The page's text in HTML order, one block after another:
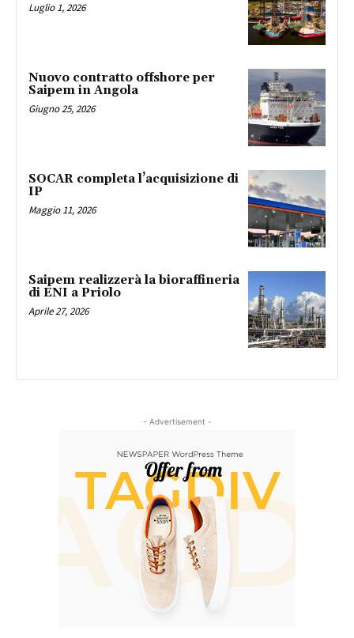
Luglio 1, 2026
Nuovo contratto offshore per
Saipem in Angola
Giugno 25, 2026
SOCAR completa l’acquisizione di
IP
Maggio 11, 2026
Saipem realizzerà la bioraffineria
di ENI a Priolo
Aprile 27, 2026
- Advertisement -